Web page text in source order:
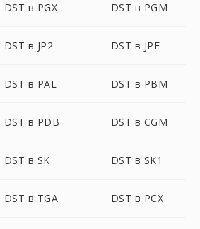
DST в PGX DST в PGM
DST в JP2 DST в JPE
DST в PAL DST в PBM
DST в PDB DST в CGM
DST в SK DST в SK1
DST в TGA DST в PCX